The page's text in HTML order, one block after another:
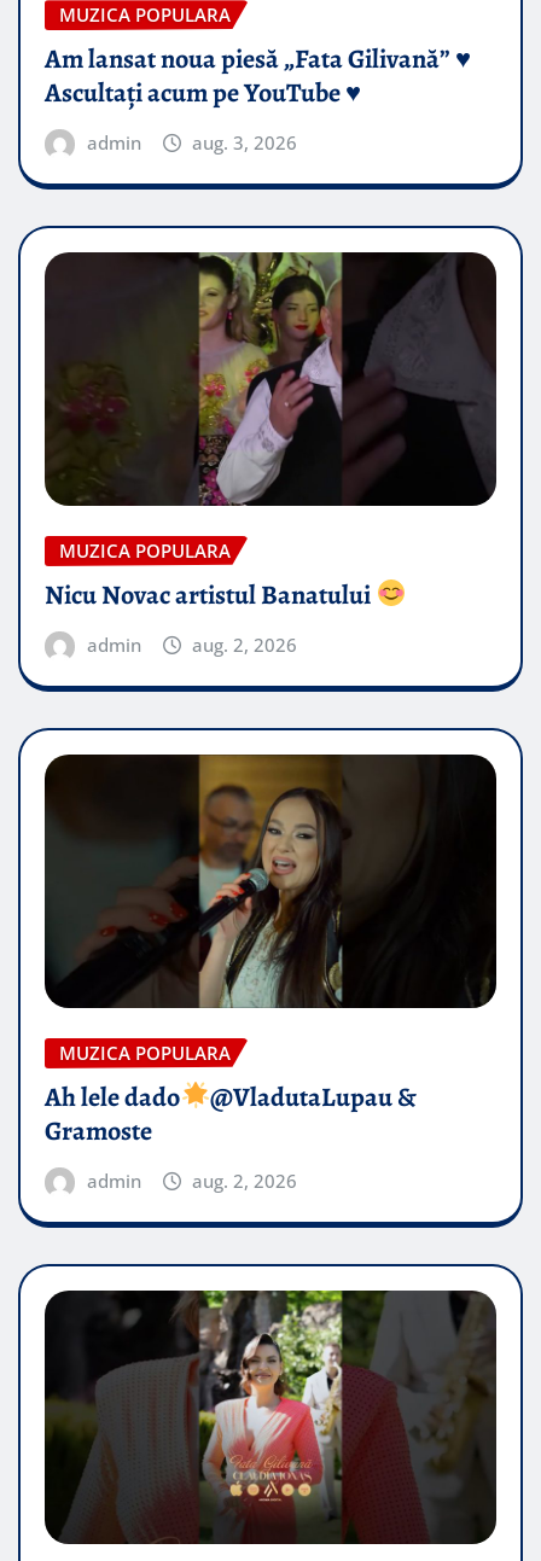
MUZICA POPULARA
Am lansat noua piesă „Fata Gilivană” ♥️
Ascultați acum pe YouTube ♥️
admin aug. 3, 2026
MUZICA POPULARA
Nicu Novac artistul Banatului
admin aug. 2, 2026
MUZICA POPULARA
Ah lele dado​
@VladutaLupau &
Gramoste
admin aug. 2, 2026